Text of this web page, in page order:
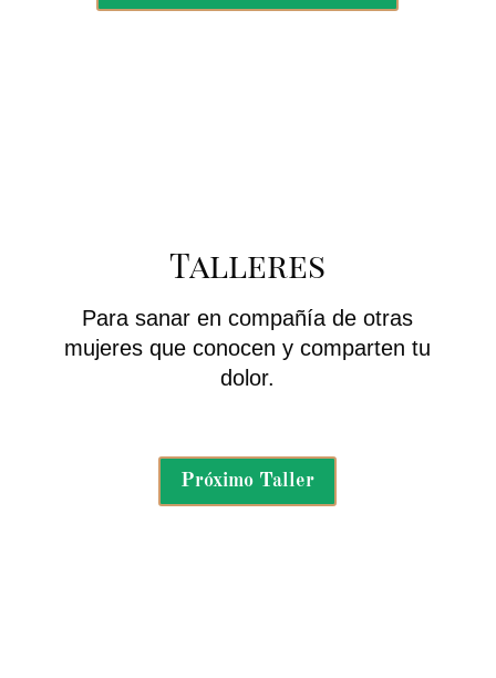
Talleres
Para sanar en compañía de otras
mujeres que conocen y comparten tu
dolor.
Próximo Taller